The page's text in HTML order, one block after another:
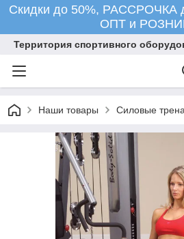
Скидки до 50%, РАССРОЧКА
ОПТ и
Территория спортивного
Наши товары Силовые